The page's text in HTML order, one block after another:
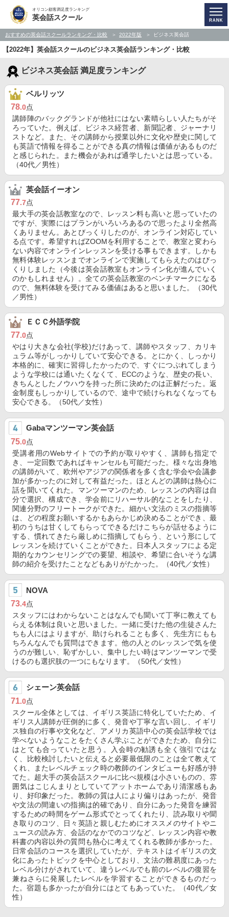
オリコン顧客満足度ランキング
英会話スクール
おすすめの英会話スクールランキング・比較 2022年版 ビジネス英会話
【2022年】英会話スクールのビジネス英会話ランキング・比較
ビジネス英会話 満足度ランキング
ベルリッツ
78.0点
講師陣のバックグランドが他社にはない素晴らしい人たちがそ
ろっていた。例えば、ビジネス経営者、新聞記者、ジャーナリ
ストなど。また、その講師から授業以外に文化や歴史に関して
も英語で情報を得ることができる真の情報は価値があるものだ
と感じられた。また機会があれば通学したいとは思っている。
（40代／男性）
英会話イーオン
77.7点
最大手の英会話教室なので、レッスン料も高いと思っていたの
ですが、実際にはプランがいろいろあるので思ったより全然高
くありません。あとびっくりしたのが、オンライン対応してい
る点です。希望すればZOOMを利用することで、教室と変わら
ない内容でオンラインレッスンを受ける事もできます。しかも
無料体験レッスンまでオンラインで実施してもらえたのはびっ
くりしました（今後は英会話教室もオンライン化が進んでいく
のかもしれません）。全ての英会話教室のベンチマークになる
ので、無料体験を受けてみる価値はあると思いました。（30代
／男性）
ＥＣＣ外語学院
77.0点
やはり大きな会社(学校)だけあって、講師やスタッフ、カリキ
ュラム等がしっかりしていて安心できる。とにかく、しっかり
本格的に、確実に習得したかったので、すぐにつぶれてしまう
ような学校には通いたくなくて、ECCのような、歴史の長い、
きちんとしたノウハウを持った所に決めたのは正解だった。返
金制度もしっかりしているので、途中で続けられなくなっても
安心できる。（50代／女性）
Gabaマンツーマン英会話
75.0点
受講者用のWebサイトでの予約が取りやすく、講師も指定で
き、一定回数であればキャンセルも可能だった。様々な出身地
の講師がいて、欧州やアジアの関係者を多く含む学会や会議参
加が多かったのに対して有益だった。ほとんどの講師は熱心に
話を聞いてくれた。マンツーマンのため、レッスンの内容は自
分で選択、構成でき、学会前にリハーサル的なことをしたり、
関連分野のフリートークができた。細かい文法のミスの指摘等
は、どの程度お願いするかもあらかじめ決めることができ、最
初のうちは甘くしてもらってできるだけこちらが話せるように
する、慣れてきたら厳しめに指摘してもらう、という形にして
レッスンを続けていくことができた。日本人スタッフによる定
期的なカウンセリングでの要望、相談や、希望に合いそうな講
師の紹介を受けたことなどもありがたかった。（40代／女性）
NOVA
73.4点
スタッフにはわからないことはなんでも聞いて丁寧に教えても
らえる体制は良いと思いました。一緒に受けた他の生徒さんた
ちも人にはよりますが、助けられることも多く、先生方にもも
ちろんなんでも質問はできます。他の人とのレッスンで気を使
うのが難しい、恥ずかしい、集中したい時はマンツーマンで受
けるのも選択肢の一つにもなります。（50代／女性）
シェーン英会話
71.0点
スクール全体としては、イギリス英語に特化していたため、イ
ギリス人講師が圧倒的に多く、発音や丁寧な言い回し、イギリ
ス独自の行事や文化など、アメリカ英語中心の英会話学校では
学べないようなことをたくさん学ぶことができたため、自分に
はとても合っていたと思う。入会時の勧誘も全く強引ではな
く、比較検討したいと伝えると必要最低限のことは全て教えて
くれ、またレベルチェック時の教師のインタビューも好感が持
てた。超大手の英会話スクールに比べ規模は小さいものの、雰
囲気はこじんまりとしていてアットホームであり清潔感もあ
り、好印象だった。教師の質は人により偏りはあったが、発音
や文法の間違いの指摘は的確であり、自分にあった発音を練習
するための時間をゲーム形式でとってくれたり、読み取りや聞
き取りのコツ、日々英語と親しむためにオススメのサイトやニ
ュースの読み方、会話のなかでのコツなど、レッスン内容や教
科書の内容以外の質問も熱心に考えてくれる教師が多かった。
日常会話のコースを選択していたが、テキストはイギリスの文
化にあったトピックを中心としており、文法の難易度にあった
レベル分けがされていて、違うレベルでも前のレベルの復習を
兼ねさらに発展したレベルを学習することができるものだっ
た。宿題も多かったが自分にはとてもあっていた。（40代／女
性）